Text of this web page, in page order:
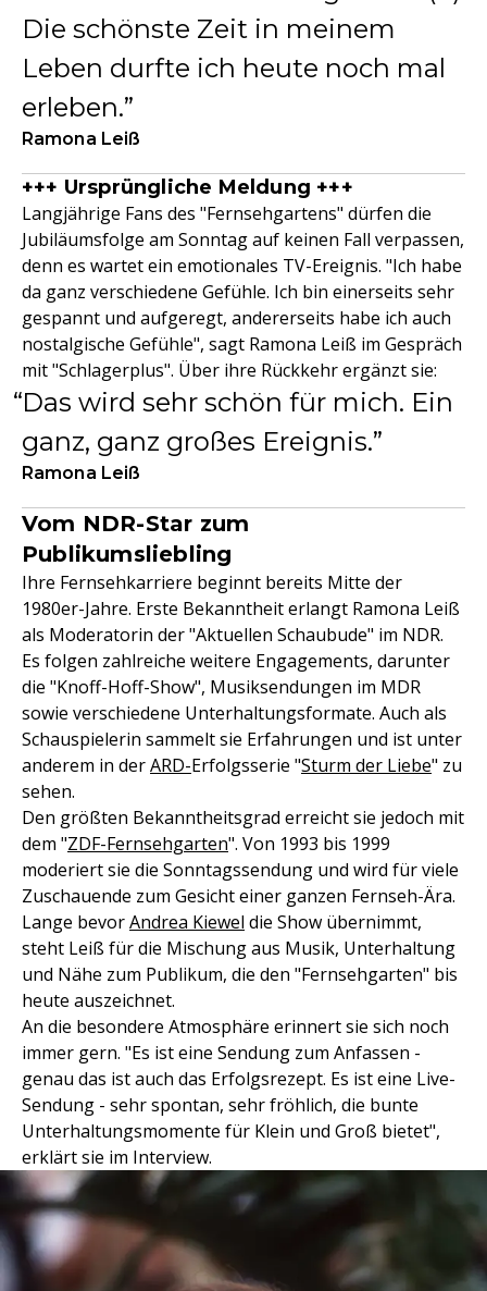
Die schönste Zeit in meinem
Leben durfte ich heute noch mal
erleben.
Ramona Leiß
+++ Ursprüngliche Meldung +++
Langjährige Fans des "Fernsehgartens" dürfen die
Jubiläumsfolge am Sonntag auf keinen Fall verpassen,
denn es wartet ein emotionales TV-Ereignis. "Ich habe
da ganz verschiedene Gefühle. Ich bin einerseits sehr
gespannt und aufgeregt, andererseits habe ich auch
nostalgische Gefühle", sagt Ramona Leiß im Gespräch
mit "Schlagerplus". Über ihre Rückkehr ergänzt sie:
Das wird sehr schön für mich. Ein
ganz, ganz großes Ereignis.
Ramona Leiß
Vom NDR-Star zum
Publikumsliebling
Ihre Fernsehkarriere beginnt bereits Mitte der
1980er-Jahre. Erste Bekanntheit erlangt Ramona Leiß
als Moderatorin der "Aktuellen Schaubude" im NDR.
Es folgen zahlreiche weitere Engagements, darunter
die "Knoff-Hoff-Show", Musiksendungen im MDR
sowie verschiedene Unterhaltungsformate. Auch als
Schauspielerin sammelt sie Erfahrungen und ist unter
anderem in derARD-Erfolgsserie "Sturm der Liebe" zu
sehen.
Den größten Bekanntheitsgrad erreicht sie jedoch mit
dem "ZDF-Fernsehgarten". Von 1993 bis 1999
moderiert sie die Sonntagssendung und wird für viele
Zuschauende zum Gesicht einer ganzen Fernseh-Ära.
Lange bevorAndrea Kiewel die Show übernimmt,
steht Leiß für die Mischung aus Musik, Unterhaltung
und Nähe zum Publikum, die den "Fernsehgarten" bis
heute auszeichnet.
An die besondere Atmosphäre erinnert sie sich noch
immer gern. "Es ist eine Sendung zum Anfassen -
genau das ist auch das Erfolgsrezept. Es ist eine Live-
Sendung - sehr spontan, sehr fröhlich, die bunte
Unterhaltungsmomente für Klein und Groß bietet",
erklärt sie im Interview.